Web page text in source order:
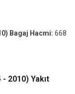
Bagaj Hacmi: 668
2010) Yakıt